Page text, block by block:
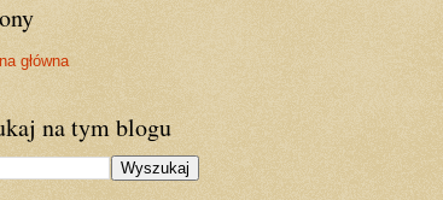
główna
na tym blogu